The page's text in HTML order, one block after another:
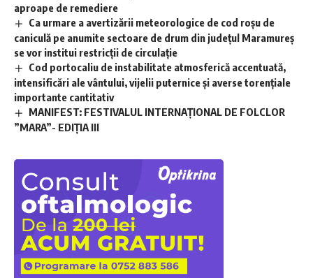
aproape de remediere
Ca urmare a avertizării meteorologice de cod roșu de
caniculă pe anumite sectoare de drum din județul Maramureș
se vor institui restricții de circulație
Cod portocaliu de instabilitate atmosferică accentuată,
intensificări ale vântului, vijelii puternice și averse torențiale
importante cantitativ
MANIFEST: FESTIVALUL INTERNAȚIONAL DE FOLCLOR
”MARA”- EDIȚIA III